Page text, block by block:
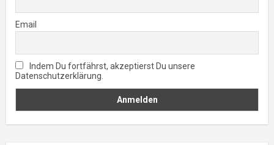
Email
Indem Du fortfährst, akzeptierst Du unsere
Datenschutzerklärung.